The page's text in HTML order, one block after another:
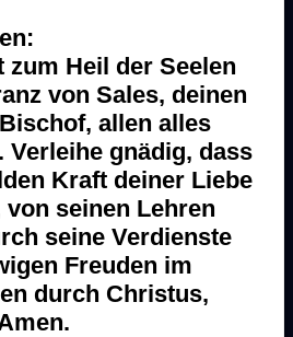
zum Heil der Seelen
von Sales, deinen
allen alles
Verleihe gnädig, dass
Kraft deiner Liebe
seinen Lehren
seine Verdienste
Freuden im
durch Christus,